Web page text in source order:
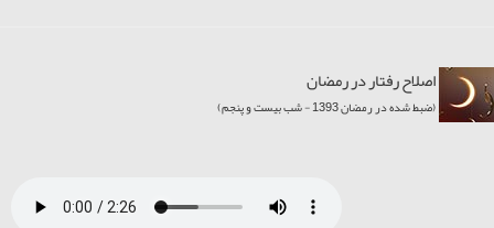
اصلاح رفتار در رمضان
(ضبط شده در رمضان 1393 - شب بیست و پنجم)